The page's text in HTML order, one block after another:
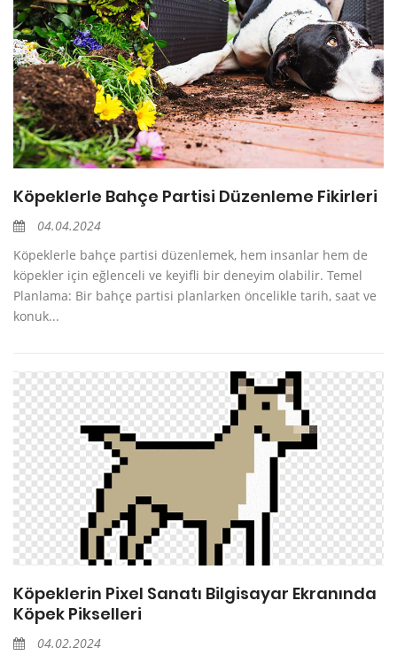
Köpeklerle Bahçe Partisi Düzenleme Fikirleri
04.04.2024
Köpeklerle bahçe partisi düzenlemek, hem insanlar hem de
köpekler için eğlenceli ve keyifli bir deneyim olabilir. Temel
Planlama: Bir bahçe partisi planlarken öncelikle tarih, saat ve
konuk...
Köpeklerin Pixel Sanatı Bilgisayar Ekranında
Köpek Pikselleri
04.02.2024